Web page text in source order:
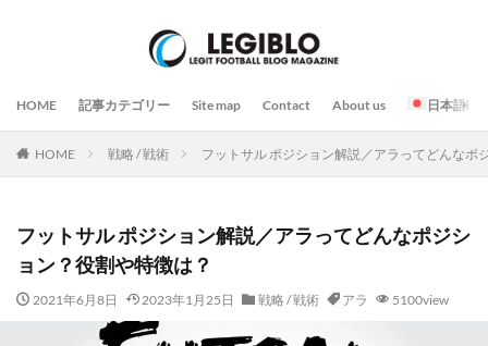
HOME 記事カテゴリー Site map Contact About us 日本語
HOME 戦略 / 戦術 フットサル ポジション解説／アラってどんなポ
フットサル ポジション解説／アラってどんなポジシ
ョン？役割や特徴は？
2021年6月8日 2023年1月25日 戦略 / 戦術 アラ 5100view